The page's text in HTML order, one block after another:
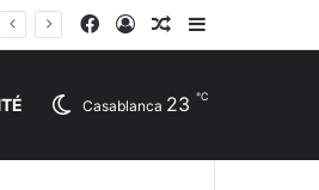
Facebook
Connexion
Article Aléatoire
Sidebar
Casablanca 23 ℃